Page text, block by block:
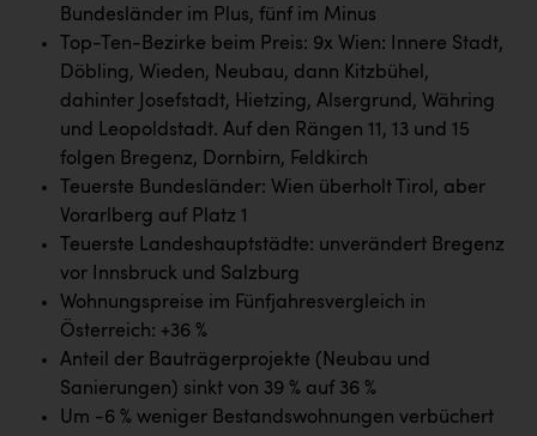
Österreichisches Hebammengremium
Wirtschaftskammer OÖ Energiehandel
Dopgas
kunden basics
Bundesländer im Plus, fünf im Minus
Top-Ten-Bezirke beim Preis: 9x Wien: Innere Stadt,
Döbling, Wieden, Neubau, dann Kitzbühel,
dahinter Josefstadt, Hietzing, Alsergrund, Währing
und Leopoldstadt. Auf den Rängen 11, 13 und 15
folgen Bregenz, Dornbirn, Feldkirch
Teuerste Bundesländer: Wien überholt Tirol, aber
Vorarlberg auf Platz 1
Teuerste Landeshauptstädte: unverändert Bregenz
vor Innsbruck und Salzburg
Wohnungspreise im Fünfjahresvergleich in
Österreich: +36 %
Anteil der Bauträgerprojekte (Neubau und
Sanierungen) sinkt von 39 % auf 36 %
Um -6 % weniger Bestandswohnungen verbüchert